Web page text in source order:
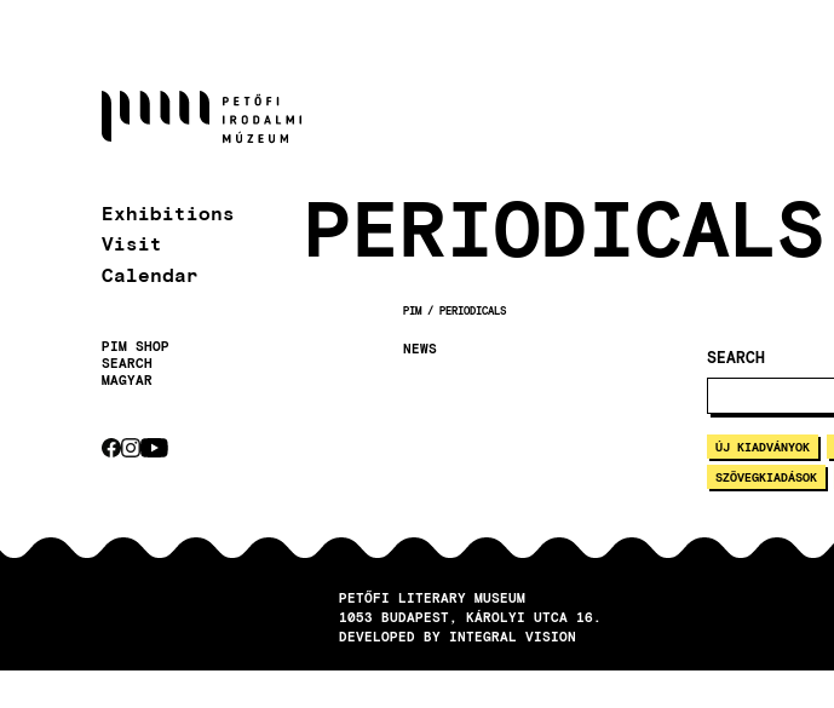
Exhibitions
Visit
Calendar
Secondary
PIM SHOP
SEARCH
MAGYAR
PIM PERIODICALS
NEWS
PERIODICALS
SEARCH
ÚJ KIADVÁNYOK
SZÖVEGKIADÁSOK
PETŐFI LITERARY MUSEUM
1053
BUDAPEST
KÁROLYI UTCA 16.
DEVELOPED BY INTEGRAL VISION